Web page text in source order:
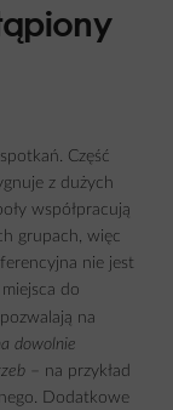
Część
z dużych
współpracują
grupach, więc
nie jest
do
pozwalają na
dowolnie
– na przykład
Dodatkowe